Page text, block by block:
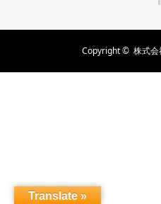
Copyright © 株式
Translate »